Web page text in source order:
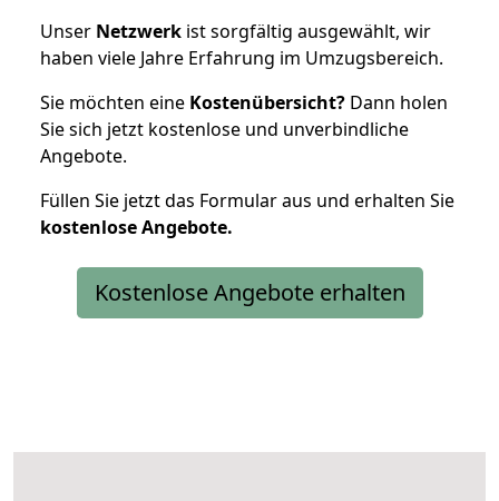
Unser Netzwerk ist sorgfältig ausgewählt, wir
haben viele Jahre Erfahrung im Umzugsbereich.
Sie möchten eine Kostenübersicht? Dann holen
Sie sich jetzt kostenlose und unverbindliche
Angebote.
Füllen Sie jetzt das Formular aus und erhalten Sie
kostenloseAngebote.
Kostenlose Angebote erhalten